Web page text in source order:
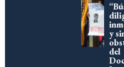
y
del